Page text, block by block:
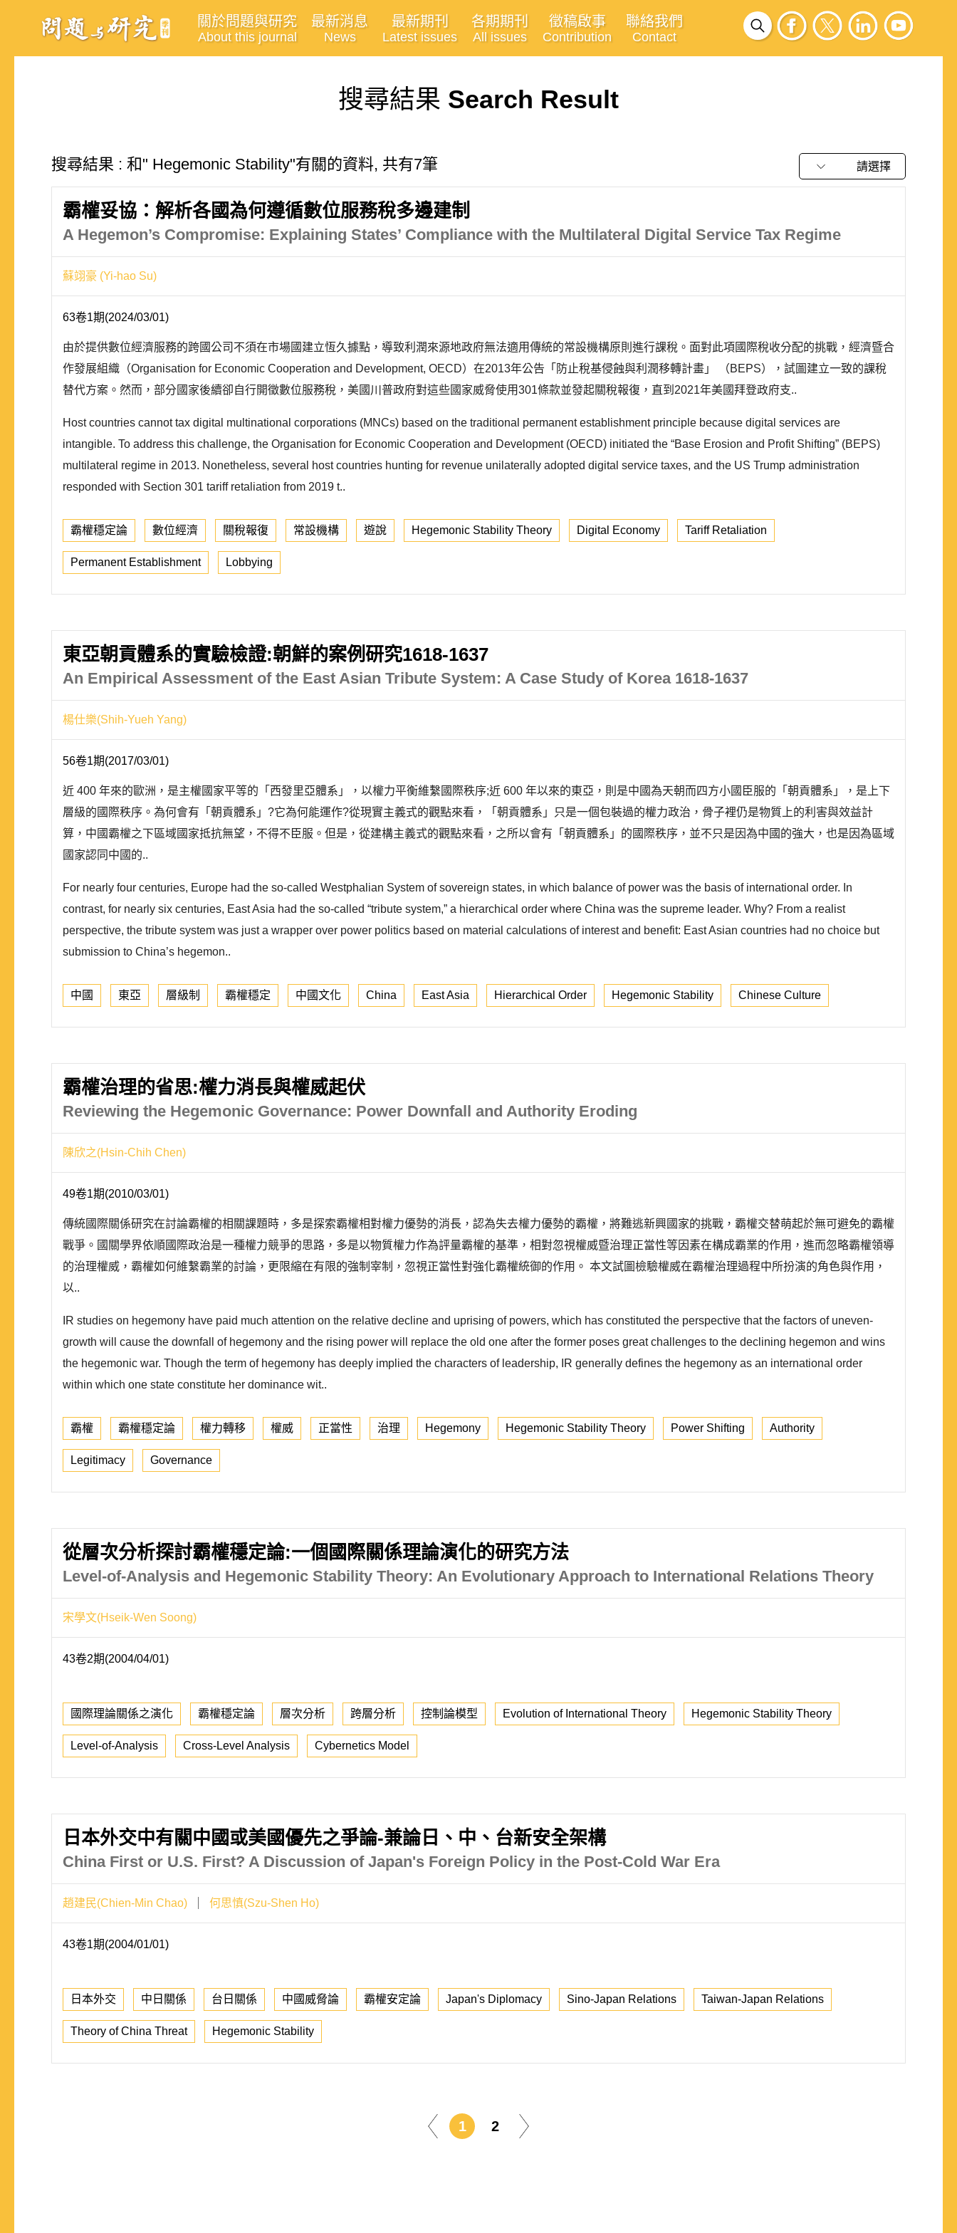
關於問題與研究
About this journal
最新消息
News
最新期刊
Latest issues
各期期刊
All issues
徵稿啟事
Contribution
聯絡我們
Contact
搜尋結果 Search Result
搜尋結果 : 和" Hegemonic Stability"有關的資料, 共有7筆 請選擇
霸權妥協：解析各國為何遵循數位服務稅多邊建制
A Hegemon’s Compromise: Explaining States’ Compliance with the Multilateral Digital Service Tax Regime
蘇翊豪 (Yi-hao Su)
63卷1期(2024/03/01)
由於提供數位經濟服務的跨國公司不須在市場國建立恆久據點，導致利潤來源地政府無法適用傳統的常設機構原則進行課稅。面對此項國際稅收分配的挑戰，經濟暨合
作發展組織（Organisation for Economic Cooperation and Development, OECD）在2013年公告「防止稅基侵蝕與利潤移轉計畫」 （BEPS），試圖建立一致的課稅
替代方案。然而，部分國家後續卻自行開徵數位服務稅，美國川普政府對這些國家威脅使用301條款並發起關稅報復，直到2021年美國拜登政府支..
Host countries cannot tax digital multinational corporations (MNCs) based on the traditional permanent establishment principle because digital services are
intangible. To address this challenge, the Organisation for Economic Cooperation and Development (OECD) initiated the “Base Erosion and Profit Shifting” (BEPS)
multilateral regime in 2013. Nonetheless, several host countries hunting for revenue unilaterally adopted digital service taxes, and the US Trump administration
responded with Section 301 tariff retaliation from 2019 t..
霸權穩定論 數位經濟 關稅報復 常設機構 遊說 Hegemonic Stability Theory Digital Economy Tariff Retaliation
Permanent Establishment Lobbying
東亞朝貢體系的實驗檢證:朝鮮的案例研究1618-1637
An Empirical Assessment of the East Asian Tribute System: A Case Study of Korea 1618-1637
楊仕樂(Shih-Yueh Yang)
56卷1期(2017/03/01)
近 400 年來的歐洲，是主權國家平等的「西發里亞體系」，以權力平衡維繫國際秩序;近 600 年以來的東亞，則是中國為天朝而四方小國臣服的「朝貢體系」，是上下
層級的國際秩序。為何會有「朝貢體系」?它為何能運作?從現實主義式的觀點來看，「朝貢體系」只是一個包裝過的權力政治，骨子裡仍是物質上的利害與效益計
算，中國霸權之下區域國家抵抗無望，不得不臣服。但是，從建構主義式的觀點來看，之所以會有「朝貢體系」的國際秩序，並不只是因為中國的強大，也是因為區域
國家認同中國的..
For nearly four centuries, Europe had the so-called Westphalian System of sovereign states, in which balance of power was the basis of international order. In
contrast, for nearly six centuries, East Asia had the so-called “tribute system,” a hierarchical order where China was the supreme leader. Why? From a realist
perspective, the tribute system was just a wrapper over power politics based on material calculations of interest and benefit: East Asian countries had no choice but
submission to China’s hegemon..
中國 東亞 層級制 霸權穩定 中國文化 China East Asia Hierarchical Order Hegemonic Stability Chinese Culture
霸權治理的省思:權力消長與權威起伏
Reviewing the Hegemonic Governance: Power Downfall and Authority Eroding
陳欣之(Hsin-Chih Chen)
49卷1期(2010/03/01)
傳統國際關係研究在討論霸權的相關課題時，多是探索霸權相對權力優勢的消長，認為失去權力優勢的霸權，將難逃新興國家的挑戰，霸權交替萌起於無可避免的霸權
戰爭。國關學界依順國際政治是一種權力競爭的思路，多是以物質權力作為評量霸權的基準，相對忽視權威暨治理正當性等因素在構成霸業的作用，進而忽略霸權領導
的治理權威，霸權如何維繫霸業的討論，更限縮在有限的強制宰制，忽視正當性對強化霸權統御的作用。 本文試圖檢驗權威在霸權治理過程中所扮演的角色與作用，
以..
IR studies on hegemony have paid much attention on the relative decline and uprising of powers, which has constituted the perspective that the factors of uneven-
growth will cause the downfall of hegemony and the rising power will replace the old one after the former poses great challenges to the declining hegemon and wins
the hegemonic war. Though the term of hegemony has deeply implied the characters of leadership, IR generally defines the hegemony as an international order
within which one state constitute her dominance wit..
霸權 霸權穩定論 權力轉移 權威 正當性 治理 Hegemony Hegemonic Stability Theory Power Shifting Authority
Legitimacy Governance
從層次分析探討霸權穩定論:一個國際關係理論演化的研究方法
Level-of-Analysis and Hegemonic Stability Theory: An Evolutionary Approach to International Relations Theory
宋學文(Hseik-Wen Soong)
43卷2期(2004/04/01)
國際理論關係之演化 霸權穩定論 層次分析 跨層分析 控制論模型 Evolution of International Theory Hegemonic Stability Theory
Level-of-Analysis Cross-Level Analysis Cybernetics Model
日本外交中有關中國或美國優先之爭論-兼論日、中、台新安全架構
China First or U.S. First? A Discussion of Japan's Foreign Policy in the Post-Cold War Era
趙建民(Chien-Min Chao) 何思慎(Szu-Shen Ho)
43卷1期(2004/01/01)
日本外交 中日關係 台日關係 中國威脅論 霸權安定論 Japan's Diplomacy Sino-Japan Relations Taiwan-Japan Relations
Theory of China Threat Hegemonic Stability
1 2